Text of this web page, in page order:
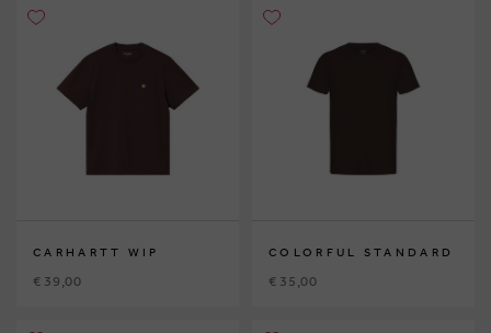
CARHARTT WIP
€ 39,00
COLORFUL STANDARD
€ 35,00